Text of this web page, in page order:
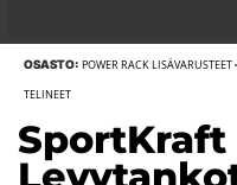
OSASTO: POWER RACK LISÄVARUSTEET
TELINEET
SportKraft